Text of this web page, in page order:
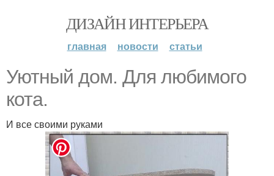
ДИЗАЙН ИНТЕРЬЕРА
главная новости статьи
Уютный дом. Для любимого
кота.
И все своими руками